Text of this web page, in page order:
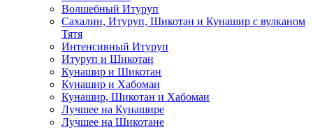
Волшебный Итуруп
Сахалин, Итуруп, Шикотан и Кунашир с вулканом
Тятя
Интенсивный Итуруп
Итуруп и Шикотан
Кунашир и Шикотан
Кунашир и Хабомаи
Кунашир, Шикотан и Хабомаи
Лучшее на Кунашире
Лучшее на Шикотане